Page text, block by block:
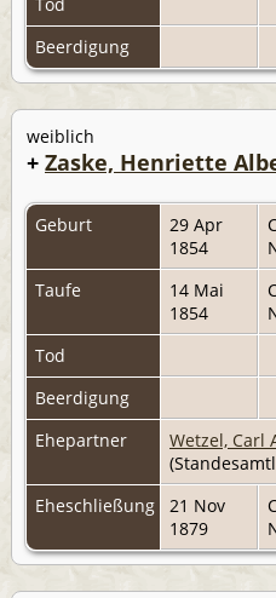
Beerdigung
weiblich
+ Zaske, Henriette
Geburt
29 Apr
1854
Taufe
14 Mai
1854
Tod
Beerdigung
Ehepartner
Wetzel, Carl
Eheschließung
21 Nov
1879